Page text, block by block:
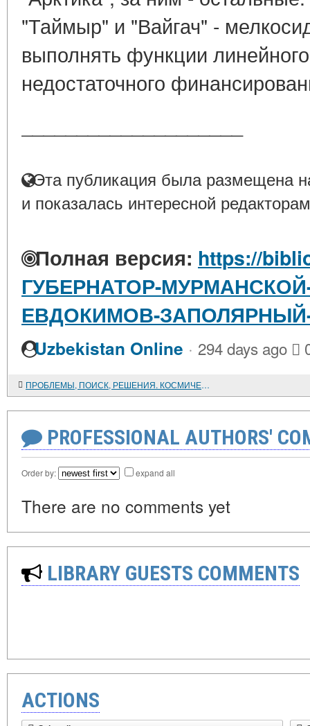
"Таймыр" и "Вайгач" -
выполнять функции
недостаточного
Эта публикация была размещена
и показалась интересной
Полная версия: https://
ГУБЕРНАТОР-
ЕВДОКИМОВ-
Uzbekistan Online · 294 days ago
ПРОБЛЕМЫ, ПОИСК, РЕШЕНИЯ. КОСМИЧЕСКОЕ ОКО ДАЛЬНЕГО ВОСТОКА
PROFESSIONAL AUTHORS'
Order by: expand all
There are no comments yet
LIBRARY GUESTS COMMENTS
ACTIONS